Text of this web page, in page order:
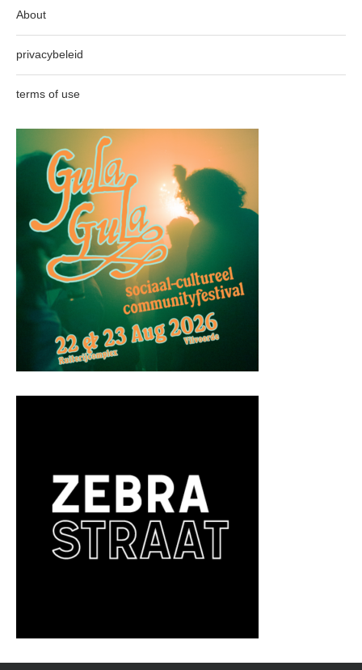
About
privacybeleid
terms of use